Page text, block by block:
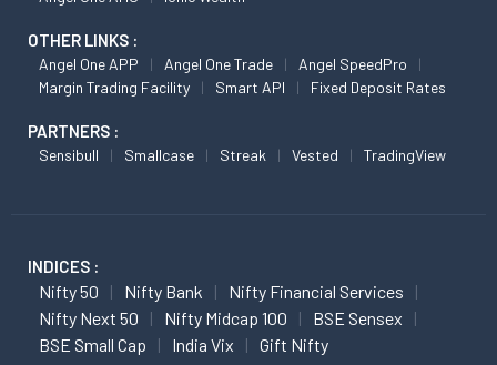
OTHER LINKS :
Angel One APP Angel One Trade
Angel SpeedPro
Margin Trading Facility
Smart API Fixed Deposit Rates
PARTNERS :
Sensibull Smallcase Streak Vested TradingView
INDICES :
Nifty 50 Nifty Bank
Nifty Financial Services
Nifty Next 50
Nifty Midcap 100
BSE Sensex
BSE Small Cap
India Vix Gift Nifty